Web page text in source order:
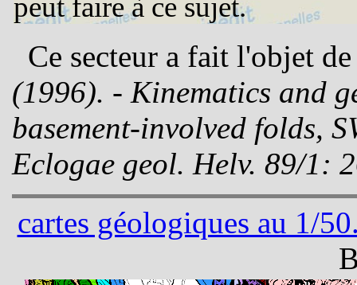
peut faire à ce sujet.
Ce secteur a fait l'objet
(1996). - Kinematics and
basement-involved folds,
Eclogae geol. Helv. 89/1:
cartes géologiques au 1/